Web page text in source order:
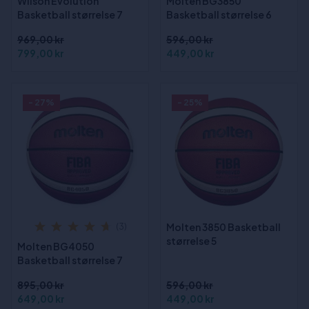
Basketball størrelse 7
969,00 kr
799,00 kr
Basketball størrelse 6
596,00 kr
449,00 kr
Molten BG4050
Basketball størrelse 7
895,00 kr
649,00 kr
Molten 3850 Basketball
størrelse 5
596,00 kr
449,00 kr